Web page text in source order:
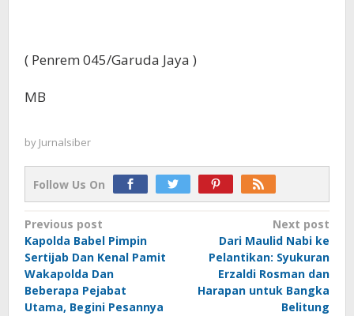
( Penrem 045/Garuda Jaya )
MB
by Jurnalsiber
Follow Us On
Post
navigation
Previous post
Kapolda Babel Pimpin
Sertijab Dan Kenal Pamit
Wakapolda Dan
Beberapa Pejabat
Utama, Begini Pesannya
Next post
Dari Maulid Nabi ke
Pelantikan: Syukuran
Erzaldi Rosman dan
Harapan untuk Bangka
Belitung